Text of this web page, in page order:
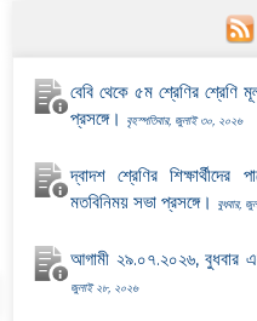
বেবি থেকে ৫ম শ্রেণির
প্রসঙ্গে।
বৃহস্পতিবার, জুলাই ৩০, ২০২৬
দ্বাদশ শ্রেণির শিক্ষার্থীদের
মতবিনিময় সভা প্রসঙ্গে।
বুধবার,
আগামী ২৯.০৭.২০২৬, বুধবার
জুলাই ২৮, ২০২৬